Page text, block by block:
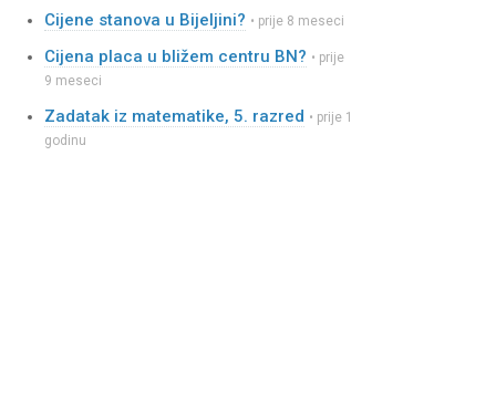
Cijene stanova u Bijeljini? • prije 8 meseci
Cijena placa u bližem centru BN? • prije
9 meseci
Zadatak iz matematike, 5. razred • prije 1
godinu